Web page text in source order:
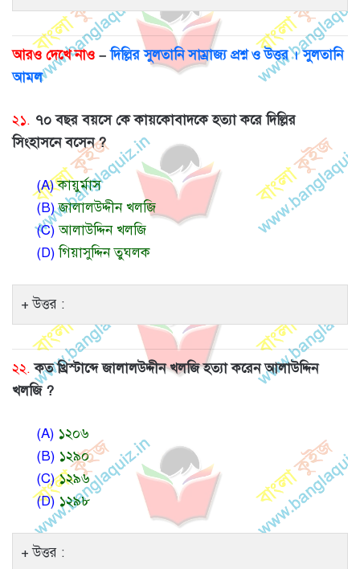
আরও দেখে নাও –দিল্লির সুলতানি সাম্রাজ্য প্রশ্ন ও উত্তর । সুলতানি
আমল
২১. ৭০ বছর বয়সে কে কায়কোবাদকে হত্যা করে দিল্লির
সিংহাসনে বসেন ?
(A)কায়ুর্মাস
(B)জালালউদ্দীন খলজি
(C)আলাউদ্দিন খলজি
(D)গিয়াসুদ্দিন তুঘলক
উত্তর :
২২. কত খ্রিস্টাব্দে জালালউদ্দীন খলজি হত্যা করেন আলাউদ্দিন
খলজি ?
(A) ১২০৬
(B) ১২৯০
(C)১২৯৬
(D) ১২৯৮
উত্তর :